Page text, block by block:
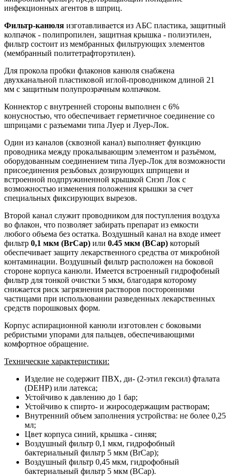
инфекционных агентов в шприц.
Фильтр-канюля изготавливается из АБС пластика, защитный
колпачок - полипропилен, защитная крышка - полиэтилен,
фильтр состоит из мембранных фильтрующих элементов
(мембранный политетрафторэтилен).
Для прокола пробки флаконов канюля снабжена
двухканальной пластиковой иглой-проводником длиной 21
мм с защитным полупрозрачным колпачком.
Коннектор с внутренней стороны выполнен с 6%
конусностью, что обеспечивает герметичное соединение со
шприцами с разъемами типа Луер и Луер-Лок.
Один из каналов (сквозной канал) выполняет функцию
проводника между прокалывающим элементом и разъёмом,
оборудованным соединением типа Луер-Лок для возможности
присоединения резьбовых дозирующих шприцеви и
встроенной подпружиненной крышкой Снэп Лок с
возможностью изменения положения крышки за счет
специальных фиксирующих вырезов.
Второй канал служит проводником для поступления воздуха
во флакон, что позволяет забирать препарат из емкости
любого объема без остатка. Воздушный канал на входе имеет
фильтр 0,1 мкм (BrCap) или 0.45 мкм (BCap) который
обеспечивает защиту лекарственного средства от микробной
контаминации. Воздушный фильтр расположен на боковой
стороне корпуса канюли. Имеется встроенный гидрофобный
фильтр для тонкой очистки 5 мкм, благодаря которому
снижается риск загрязнения растворов посторонними
частицами при использовании разведенных лекарственных
средств порошковых форм.
Корпус аспирационной канюли изготовлен с боковыми
ребристыми упорами для пальцев, обеспечивающими
комфортное обращение.
Технические характеристики:
Изделие не содержит ПВХ, ди- (2-этил гексил) фталата
(DEHP) или латекса;
Устойчиво к давлению до 1 бар;
Устойчиво к спирто- и жиросодержащим растворам;
Внутренний объем заполнения устройства: не более 0,25
мл;
Цвет корпуса синий, крышка - синяя;
Воздушный фильтр 0,1 мкм, гидрофобный
бактериальный фильтр 5 мкм (BrCap);
Воздушный фильтр 0,45 мкм, гидрофобный
бактериальный фильтр 5 мкм (BCap).